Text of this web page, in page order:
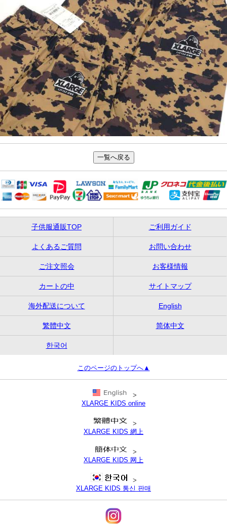
子供服通販TOP ご利用ガイド
よくあるご質問 お問い合わせ
ご注文照会 お客様情報
カートの中 サイトマップ
海外配送について English
繁體中文 简体中文
한국어
このページのトップへ▲
>
XLARGE KIDS online
>
XLARGE KIDS 網上
>
XLARGE KIDS 网上
>
XLARGE KIDS 통신 판매